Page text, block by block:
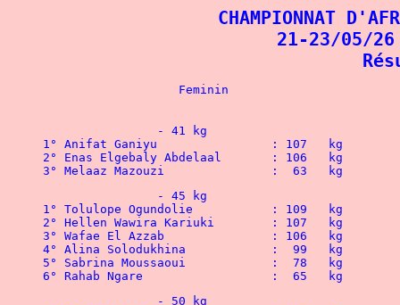
CHAMPIONNAT
21-23/05/
		- 41 kg
1° Anifat Ganiyu		: 107   kg
2° Enas Elgebaly Abdelaal	: 106   kg
3° Melaaz Mazouzi		:  63   kg
		- 45 kg
1° Tolulope Ogundolie		: 109   kg
2° Hellen Wawira Kariuki	: 107   kg
3° Wafae El Azzab		: 106   kg
4° Alina Solodukhina		:  99   kg
5° Sabrina Moussaoui		:  78   kg
6° Rahab Ngare			:  65   kg